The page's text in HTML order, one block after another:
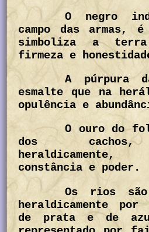
O negro
campo das armas,
simboliza a
firmeza e
A púrpura
esmalte que na
opulência e
O ouro do
dos
constância e poder.
Os rios são
heraldicamente por
de prata e de